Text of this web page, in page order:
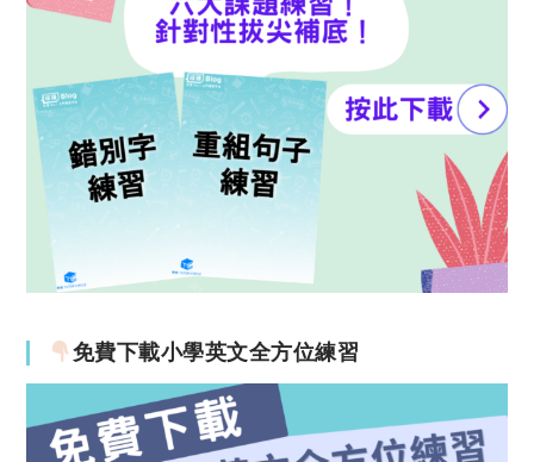
免費下載小學英文全方位練習